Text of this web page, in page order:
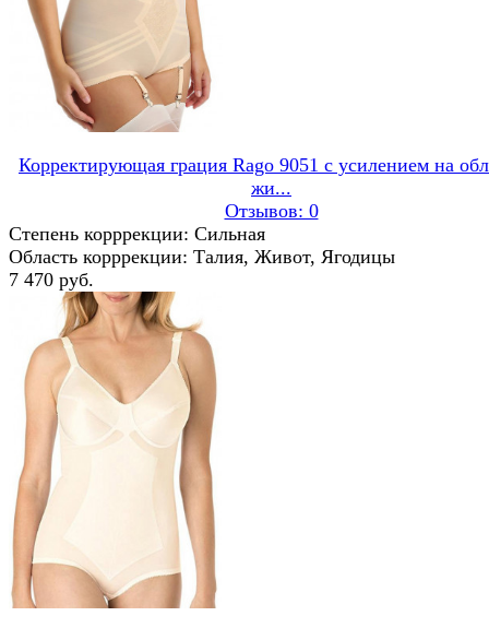
Корректирующая грация Rago 9051 с усилением на
жи...
Отзывов: 0
Степень корррекции: Сильная
Область корррекции: Талия, Живот, Ягодицы
7 470 руб.